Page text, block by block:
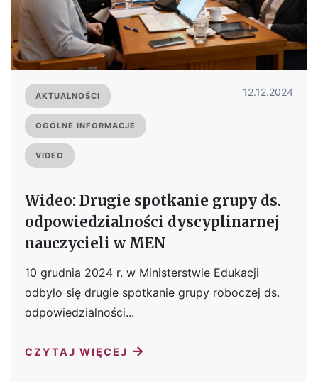
AKTUALNOŚCI
OGÓLNE INFORMACJE
VIDEO
12.12.2024
Wideo: Drugie spotkanie grupy ds.
odpowiedzialności dyscyplinarnej
nauczycieli w MEN
10 grudnia 2024 r. w Ministerstwie Edukacji
odbyło się drugie spotkanie grupy roboczej ds.
odpowiedzialności...
CZYTAJ WIĘCEJ →